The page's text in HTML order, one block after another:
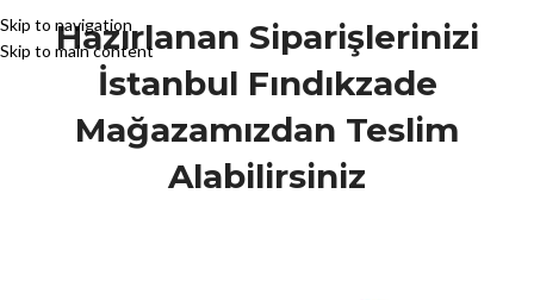
Skip to navigation
Skip to main content
Hazırlanan Siparişlerinizi
İstanbul Fındıkzade
Mağazamızdan Teslim
Alabilirsiniz